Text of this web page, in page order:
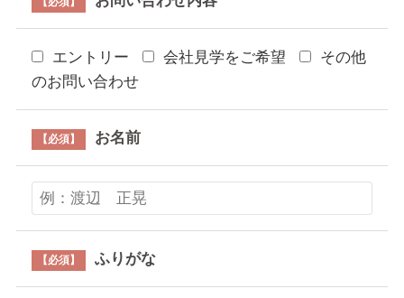
エントリー 会社見学をご希望
その他
のお問い合わせ
【必須】 お名前
【必須】 ふりがな